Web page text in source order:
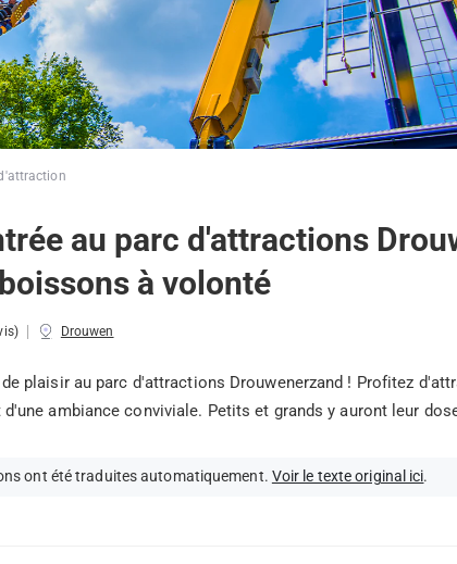
au parc d'attractions
à volonté
| Drouwen
plaisir au parc d'attractions Drouwenerzand ! Profitez
ambiance conviviale. Petits et grands y auront leur
ont été traduites automatiquement. Voir le texte original ici.